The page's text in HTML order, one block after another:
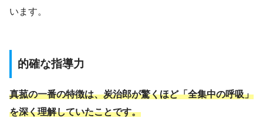
います。
的確な指導力
真菰の一番の特徴は、炭治郎が驚くほど「全集中の呼吸」
を深く理解していたことです。